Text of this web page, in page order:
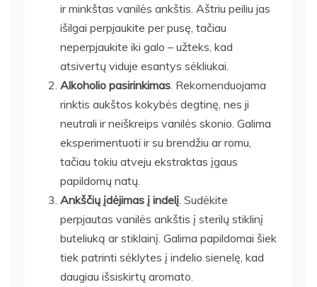
ir minkštas vanilės ankštis. Aštriu peiliu jas
išilgai perpjaukite per pusę, tačiau
neperpjaukite iki galo – užteks, kad
atsivertų viduje esantys sėkliukai.
Alkoholio pasirinkimas . Rekomenduojama
rinktis aukštos kokybės degtinę, nes ji
neutrali ir neiškreips vanilės skonio. Galima
eksperimentuoti ir su brendžiu ar romu,
tačiau tokiu atveju ekstraktas įgaus
papildomų natų.
Ankščių įdėjimas į indelį . Sudėkite
perpjautas vanilės ankštis į sterilų stiklinį
buteliuką ar stiklainį. Galima papildomai šiek
tiek patrinti sėklytes į indelio sienelę, kad
daugiau išsiskirtų aromato.